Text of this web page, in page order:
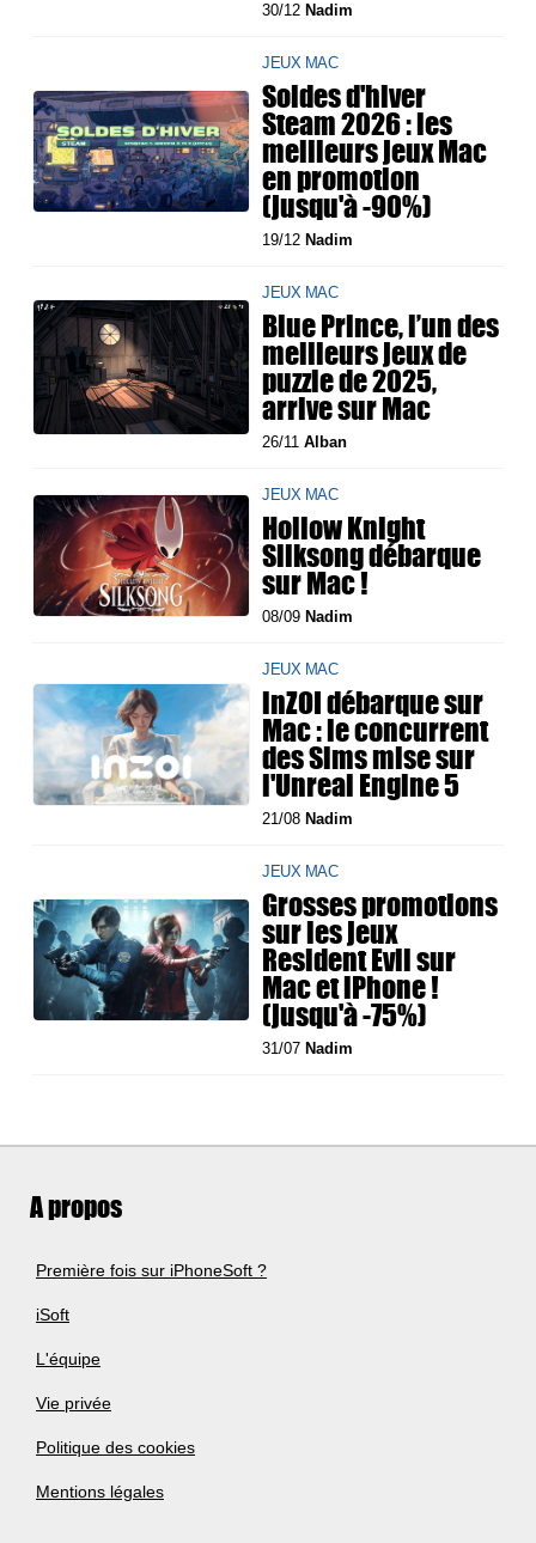
30/12 Nadim
JEUX MAC
Soldes d'hiver
Steam 2026 : les
meilleurs jeux Mac
en promotion
(jusqu'à -90%)
19/12 Nadim
JEUX MAC
Blue Prince, l’un des
meilleurs jeux de
puzzle de 2025,
arrive sur Mac
26/11Alban
JEUX MAC
Hollow Knight
Silksong débarque
sur Mac !
08/09 Nadim
JEUX MAC
inZOI débarque sur
Mac : le concurrent
des Sims mise sur
l'Unreal Engine 5
21/08 Nadim
JEUX MAC
Grosses promotions
sur les jeux
Resident Evil sur
Mac et iPhone !
(jusqu'à -75%)
31/07 Nadim
A propos
Première fois sur iPhoneSoft ?
iSoft
L'équipe
Vie privée
Politique des cookies
Mentions légales